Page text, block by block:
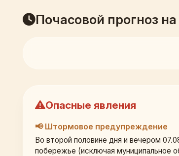
Почасовой прогноз
Опасные явления
📢 Штормовое предупреждение
Во второй половине дня и вечером
побережье (исключая муниципальное